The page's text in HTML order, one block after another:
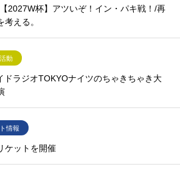
2027W杯】アツいぞ！イン・パキ戦！/再
える。
動
ドラジオTOKYOナイツのちゃきちゃき大
情報
ケットを開催